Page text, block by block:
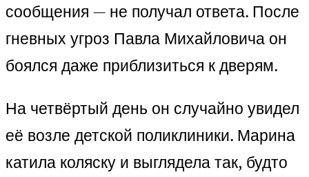
сообщения — не получал ответа. После
гневных угроз Павла Михайловича он
боялся даже приблизиться к дверям.
На четвёртый день он случайно увидел
её возле детской поликлиники. Марина
катила коляску и выглядела так, будто